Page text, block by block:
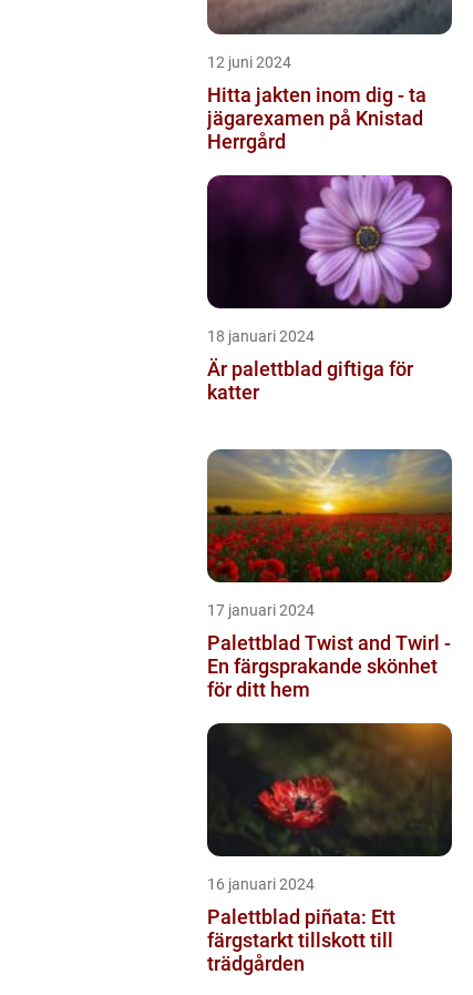
12 juni 2024
Hitta jakten inom dig - ta
jägarexamen på Knistad
Herrgård
18 januari 2024
Är palettblad giftiga för
katter
17 januari 2024
Palettblad Twist and Twirl -
En färgsprakande skönhet
för ditt hem
16 januari 2024
Palettblad piñata: Ett
färgstarkt tillskott till
trädgården